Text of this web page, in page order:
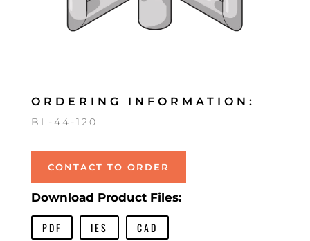
ORDERING INFORMATION:
BL-44-120
CONTACT TO ORDER
Download Product Files:
PDF IES CAD